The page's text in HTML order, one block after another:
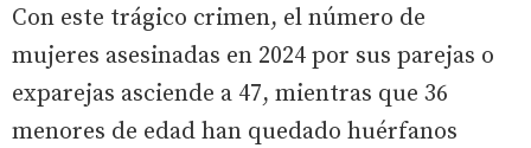
Con este trágico crimen, el número de
mujeres asesinadas en 2024 por sus parejas o
exparejas asciende a 47, mientras que 36
menores de edad han quedado huérfanos